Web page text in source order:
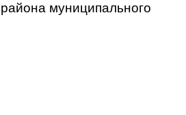
муниципального